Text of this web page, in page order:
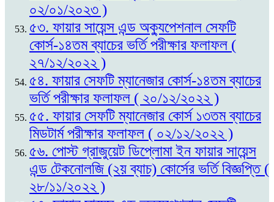
০২/০১/২০২৩ )
৫৩. ফায়ার সায়েন্স এন্ড অক্যুপেশনাল সেফটি
কোর্স-১৪তম ব্যাচের ভর্তি পরীক্ষার ফলাফল (
২৭/১২/২০২২ )
৫৪. ফায়ার সেফটি ম্যানেজার কোর্স-১৪তম ব্যাচের
ভর্তি পরীক্ষার ফলাফল ( ২০/১২/২০২২ )
৫৫. ফায়ার সেফটি ম্যানেজার কোর্স ১৩তম ব্যাচের
মিডটার্ম পরীক্ষার ফলাফল ( ০২/১২/২০২২ )
৫৬. পোস্ট গ্রাজুয়েট ডিপ্লোমা ইন ফায়ার সায়েন্স
এন্ড টেকনোলজি (২য় ব্যাচ) কোর্সের ভর্তি বিজ্ঞপ্তি (
২৮/১১/২০২২ )